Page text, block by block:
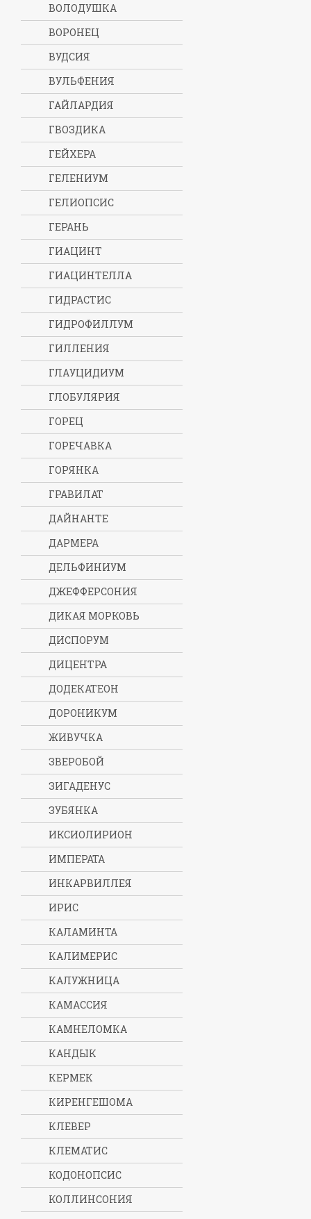
ВОЛОДУШКА
ВОРОНЕЦ
ВУДСИЯ
ВУЛЬФЕНИЯ
ГАЙЛАРДИЯ
ГВОЗДИКА
ГЕЙХЕРА
ГЕЛЕНИУМ
ГЕЛИОПСИС
ГЕРАНЬ
ГИАЦИНТ
ГИАЦИНТЕЛЛА
ГИДРАСТИС
ГИДРОФИЛЛУМ
ГИЛЛЕНИЯ
ГЛАУЦИДИУМ
ГЛОБУЛЯРИЯ
ГОРЕЦ
ГОРЕЧАВКА
ГОРЯНКА
ГРАВИЛАТ
ДАЙНАНТЕ
ДАРМЕРА
ДЕЛЬФИНИУМ
ДЖЕФФЕРСОНИЯ
ДИКАЯ МОРКОВЬ
ДИСПОРУМ
ДИЦЕНТРА
ДОДЕКАТЕОН
ДОРОНИКУМ
ЖИВУЧКА
ЗВЕРОБОЙ
ЗИГАДЕНУС
ЗУБЯНКА
ИКСИОЛИРИОН
ИМПЕРАТА
ИНКАРВИЛЛЕЯ
ИРИС
КАЛАМИНТА
КАЛИМЕРИС
КАЛУЖНИЦА
КАМАССИЯ
КАМНЕЛОМКА
КАНДЫК
КЕРМЕК
КИРЕНГЕШОМА
КЛЕВЕР
КЛЕМАТИС
КОДОНОПСИС
КОЛЛИНСОНИЯ